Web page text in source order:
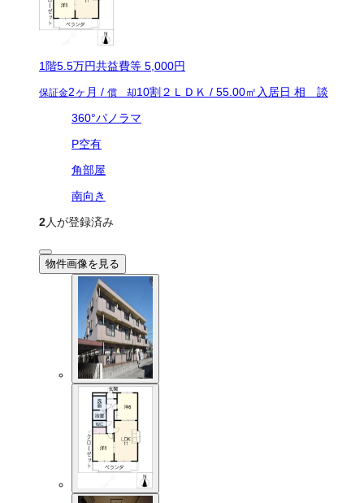
1階5.5万円共益費等 5,000円
保証金2ヶ月 / 償 却10割 ２ＬＤＫ / 55.00㎡ 入居日 相 談
360°パノラマ
P空有
角部屋
南向き
2人が登録済み
物件画像を見る